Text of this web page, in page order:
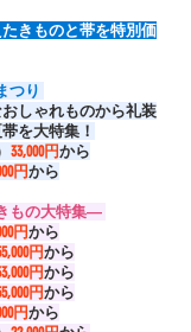
たきものと帯を特別価
つり
しゃれものから礼装
を大特集！
33,000円から
円から
もの大特集―
円から
円から
円から
円から
円から